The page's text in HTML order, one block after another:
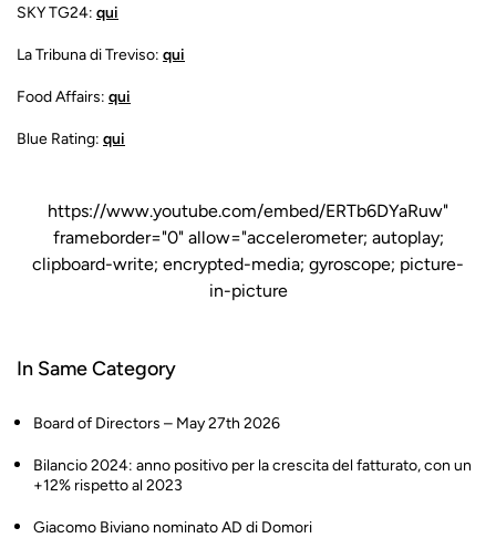
SKY TG24: qui
La Tribuna di Treviso: qui
Food Affairs: qui
Blue Rating: qui
https://www.youtube.com/embed/ERTb6DYaRuw"
frameborder="0" allow="accelerometer; autoplay;
clipboard-write; encrypted-media; gyroscope; picture-
in-picture
In Same Category
Board of Directors – May 27th 2026
Bilancio 2024: anno positivo per la crescita del fatturato, con un
+12% rispetto al 2023
Giacomo Biviano nominato AD di Domori